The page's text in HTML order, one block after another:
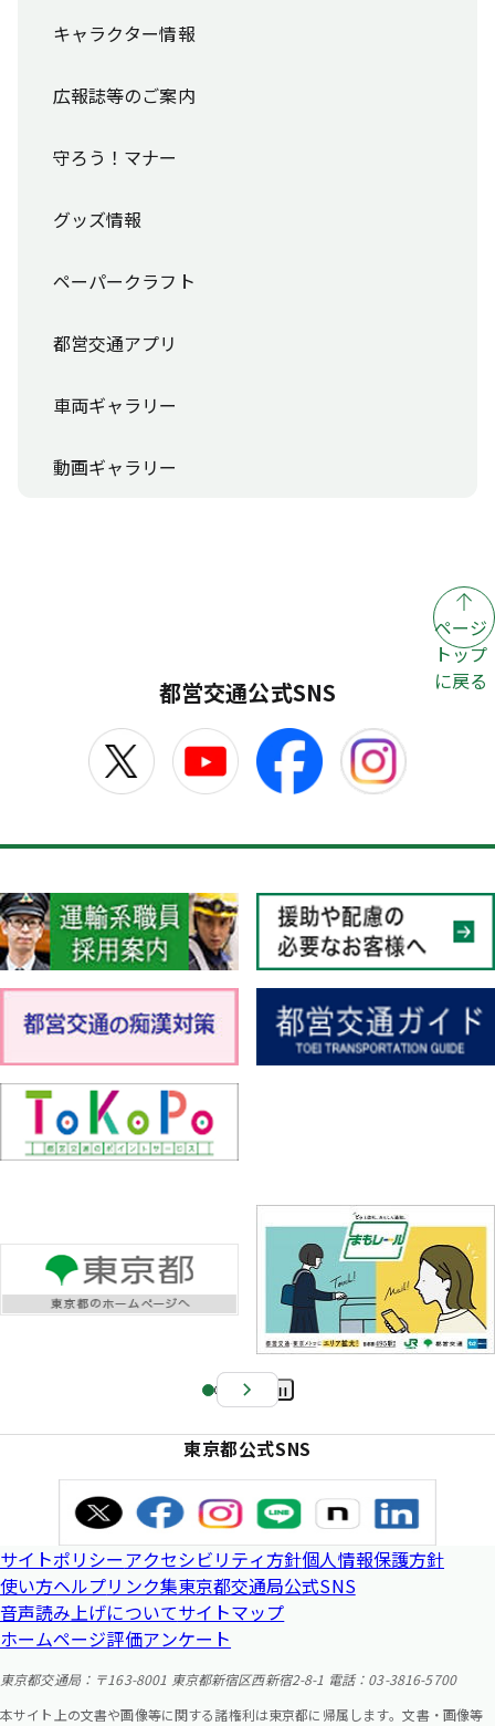
キャラクター情報
広報誌等のご案内
守ろう！マナー
グッズ情報
ペーパークラフト
都営交通アプリ
車両ギャラリー
動画ギャラリー
ページ
トップ
に戻る
都営交通公式SNS
Pa
e
東京都公式SNS
サイトポリシーアクセシビリティ方針個人情報保護方針
使い方ヘルプリンク集東京都交通局公式SNS
音声読み上げについてサイトマップ
ホームページ評価アンケート
東京都交通局：〒163-8001 東京都新宿区西新宿2-8-1 電話：03-3816-5700
本サイト上の文書や画像等に関する諸権利は東京都に帰属します。文書・画像等